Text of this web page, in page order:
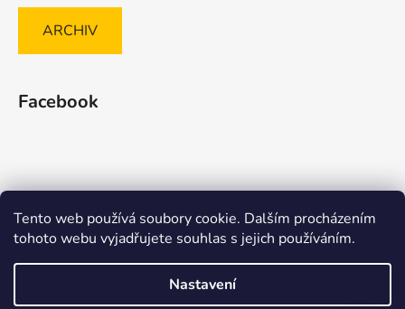
Tento web používá soubory cookie. Dalším procházením
tohoto webu vyjadřujete souhlas s jejich používáním.
Nastavení
ARCHIV
Facebook
Způsob ověřování recenzí